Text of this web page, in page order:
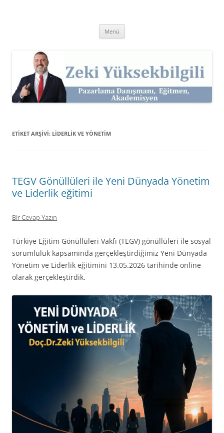
Kişisel Web Sitesi.
Menü
ETIKET ARŞIVI: LIDERLIK VE YÖNETIM
TEGV Gönüllüleri ile Yeni Dünyada Yönetim
ve Liderlik eğitimi
Bir Cevap Yazın
Türkiye Eğitim Gönüllüleri Vakfı (TEGV) gönüllüleri ile sosyal
sorumluluk kapsamında gerçekleştirdiğimiz Yeni Dünyada
Yönetim ve Liderlik eğitimini 13.05.2026 tarihinde online
olarak gerçekleştirdik.